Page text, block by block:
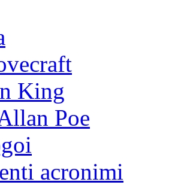
King
Poe
acronimi